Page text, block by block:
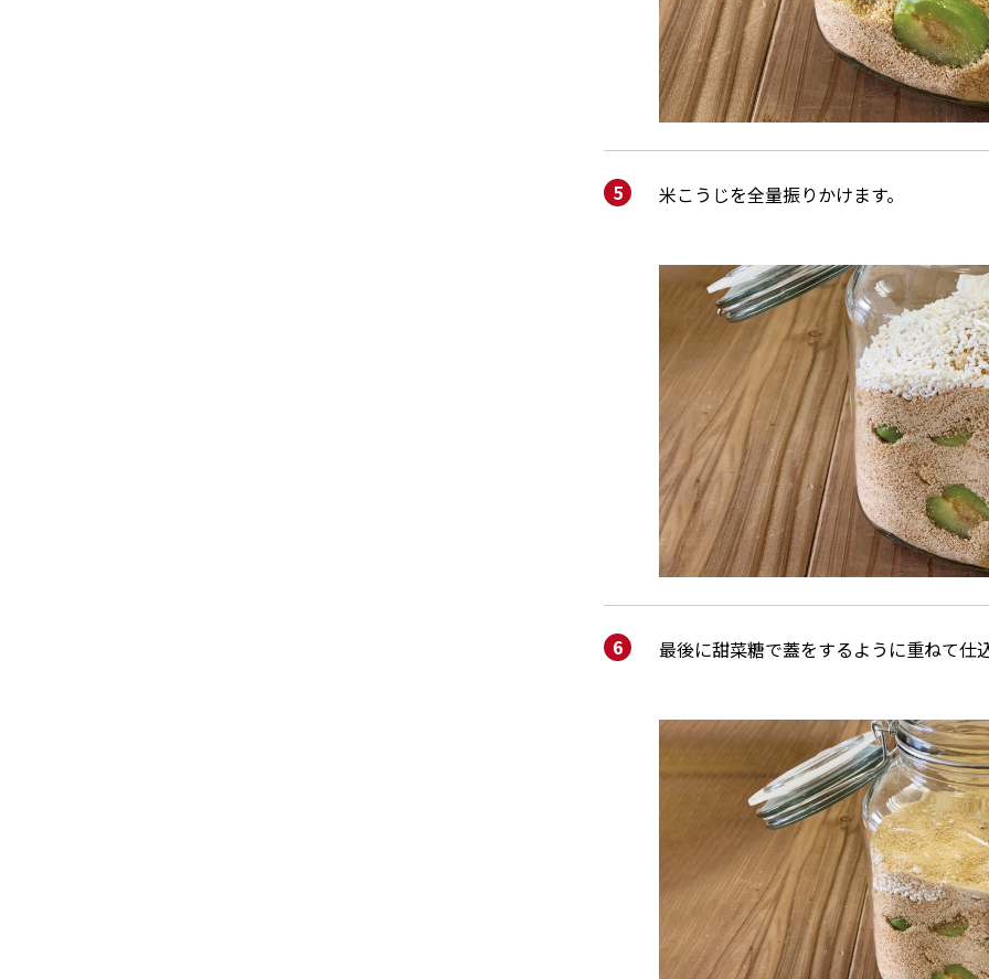
米こうじを全量振りかけます。
最後に甜菜糖で蓋をするように重ねて仕